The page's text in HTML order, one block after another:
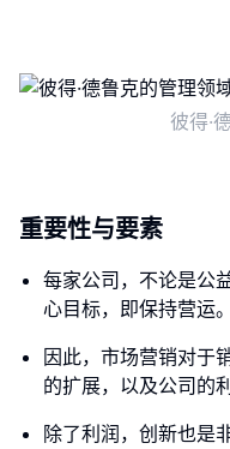
彼得·
重要性与要素
每家公司，不论是公
心目标，即保持营运。
因此，市场营销对于
的扩展，以及公司的
除了利润，创新也是